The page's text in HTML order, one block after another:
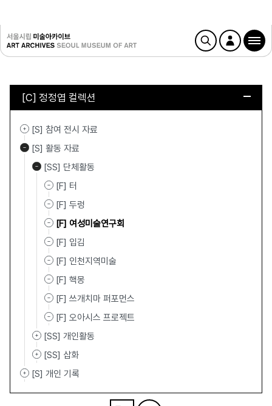
[C] 정정엽 컬렉션
[S] 참여 전시 자료
[S] 활동 자료
[SS] 단체활동
[F] 터
[F] 두렁
[F] 여성미술연구회
[F] 입김
[F] 인천지역미술
[F] 핵몽
[F] 쓰개치마 퍼포먼스
[F] 오아시스 프로젝트
[SS] 개인활동
[SS] 삽화
[S] 개인 기록